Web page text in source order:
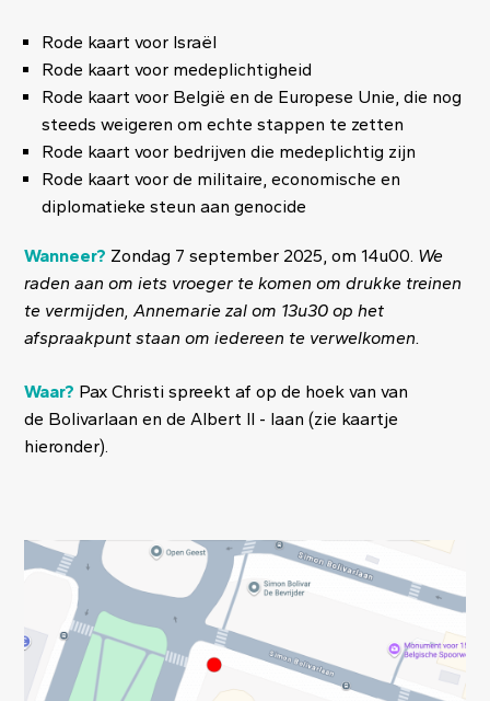
Rode kaart voor Israël
Rode kaart voor medeplichtigheid
Rode kaart voor België en de Europese Unie, die nog
steeds weigeren om echte stappen te zetten
Rode kaart voor bedrijven die medeplichtig zijn
Rode kaart voor de militaire, economische en
diplomatieke steun aan genocide
Wanneer? Zondag 7 september 2025, om 14u00. We
raden aan om iets vroeger te komen om drukke treinen
te vermijden, Annemarie zal om 13u30 op het
afspraakpunt staan om iedereen te verwelkomen.
Waar? Pax Christi spreekt af op de hoek vanvan
de Bolivarlaan en de Albert II - laan (zie kaartje
hieronder).
Image